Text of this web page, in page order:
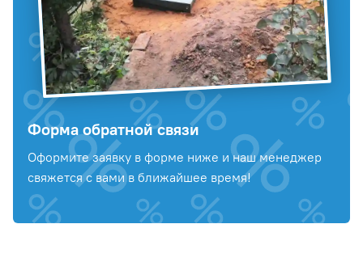
Форма обратной связи
Оформите заявку в форме ниже и наш менеджер
свяжется с вами в ближайшее время!